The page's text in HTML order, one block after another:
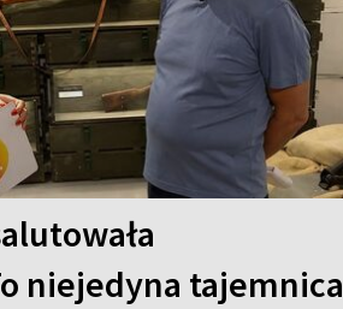
niejedyna tajemnica